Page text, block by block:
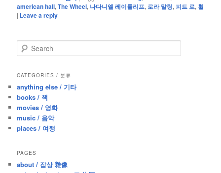
american hall,The Wheel, 나다니엘 레이틀리프, 로라 말링,피트 로, 휠
| Leave a reply
e
r
h
CATEGORIES / 분류
anything else / 기타
books / 책
movies / 영화
music / 음악
places / 여행
PAGES
about / 잡상 雜像